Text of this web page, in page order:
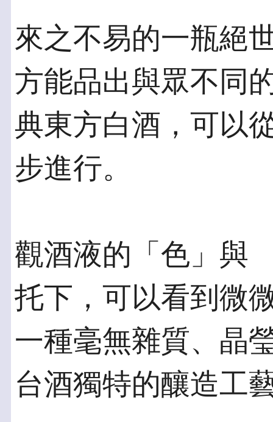
來之不易的一瓶絕
方能品出與眾不同
典東方白酒，可以
步進行。
觀酒液的「色」與
托下，可以看到微
一種毫無雜質、晶
台酒獨特的釀造工